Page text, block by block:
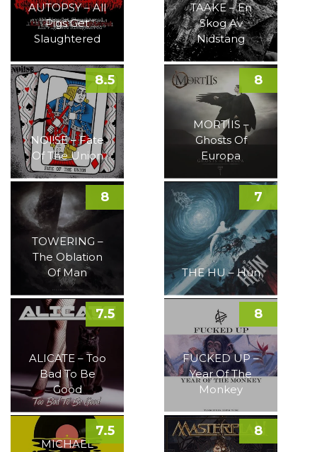
AUTOPSY – All
Pigs Get
Slaughtered
TAAKE – En
Skog Av
Nidstang
NOI!SE – Fate
Of The Union
8.5
MORTIIS –
Ghosts Of
Europa
8
TOWERING –
The Oblation
Of Man
8
THE HU – Hun
7
ALICATE – Too
Bad To Be
Good
7.5
FUCKED UP –
Year Of The
Monkey
8
MICHAEL
7.5 8